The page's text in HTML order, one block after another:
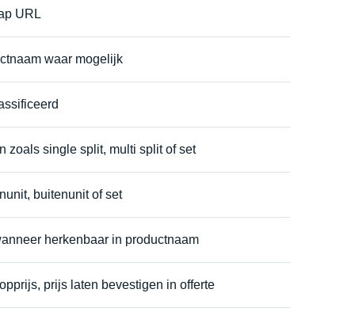
URL
waar mogelijk
zoals single split, multi split of set
buitenunit of set
herkenbaar in productnaam
prijs laten bevestigen in offerte